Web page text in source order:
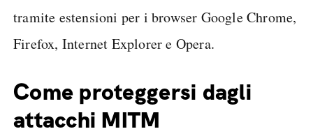
tramite estensioni per i browser Google Chrome,
Firefox, Internet Explorer e Opera.
Come proteggersi dagli
attacchi MITM